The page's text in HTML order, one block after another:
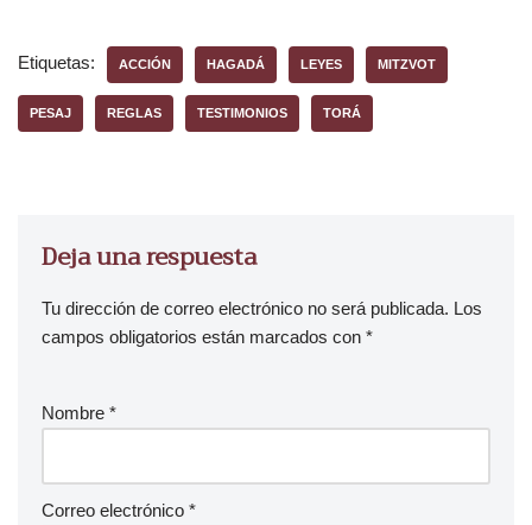
Etiquetas: ACCIÓN HAGADÁ LEYES MITZVOT
PESAJ REGLAS TESTIMONIOS TORÁ
Deja una respuesta
Tu dirección de correo electrónico no será publicada. Los
campos obligatorios están marcados con *
Nombre *
Correo electrónico *